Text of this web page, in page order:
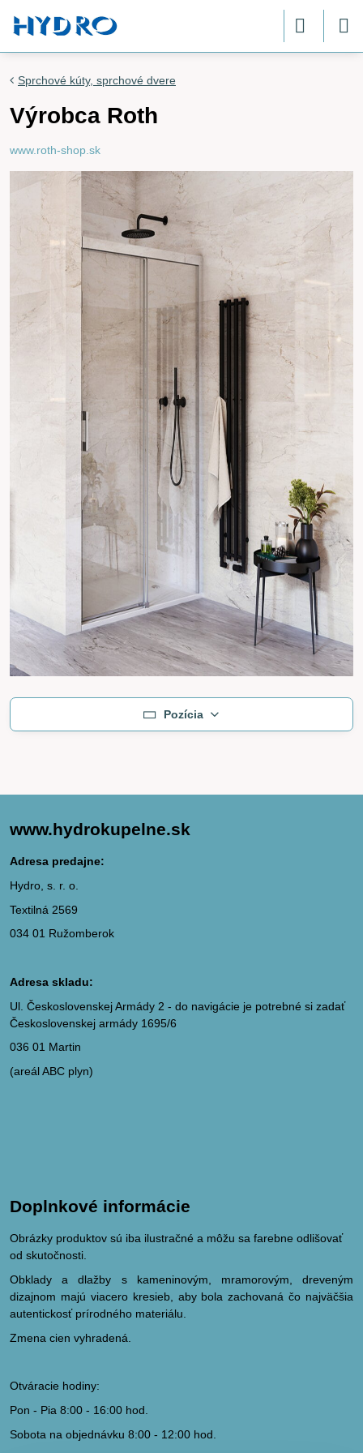
Sprchové kúty, sprchové dvere
Výrobca Roth
www.roth-shop.sk
Pozícia
www.hydrokupelne.sk
Adresa predajne:
Hydro, s. r. o.
Textilná 2569
034 01 Ružomberok
Adresa skladu:
Ul. Československej Armády 2 - do navigácie je potrebné si zadať
Československej armády 1695/6
036 01 Martin
(areál ABC plyn)
Doplnkové informácie
Obrázky produktov sú iba ilustračné a môžu sa farebne odlišovať
od skutočnosti.
Obklady a dlažby s kameninovým, mramorovým, dreveným
dizajnom majú viacero kresieb, aby bola zachovaná čo najväčšia
autentickosť prírodného materiálu.
Zmena cien vyhradená.
Otváracie hodiny:
Pon - Pia 8:00 - 16:00 hod.
Sobota na objednávku 8:00 - 12:00 hod.